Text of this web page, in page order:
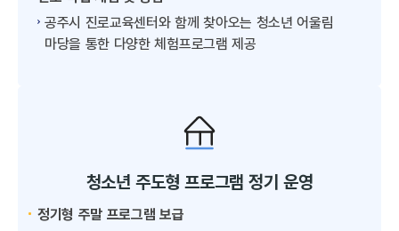
공주시 진로교육센터와 함께 찾아오는 청소년 어울림
마당을 통한 다양한 체험프로그램 제공
청소년 주도형 프로그램 정기 운영
정기형 주말 프로그램 보급